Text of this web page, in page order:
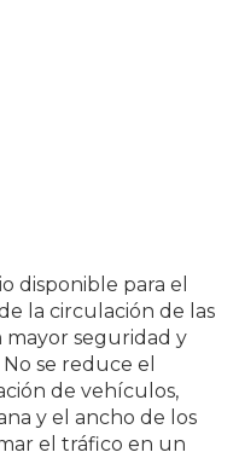
disponible para el
la circulación de las
seguridad y
se reduce el
de vehículos,
y el ancho de los
el tráfico en un